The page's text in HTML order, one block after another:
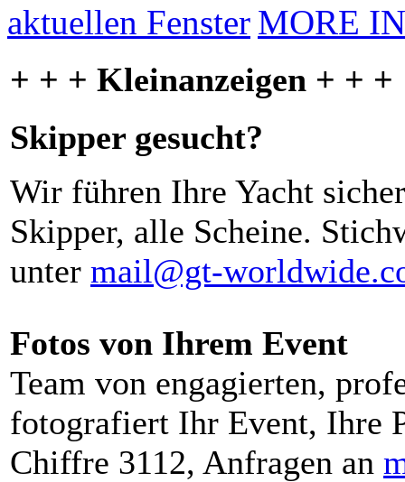
MORE
+ + + Kleinanzeigen + + +
Skipper gesucht?
Wir führen Ihre Yacht
Skipper, alle Scheine.
unter mail@gt-
Fotos von Ihrem Event
Team von engagierten,
fotografiert Ihr Event, Ihre
Chiffre 3112, Anfragen an